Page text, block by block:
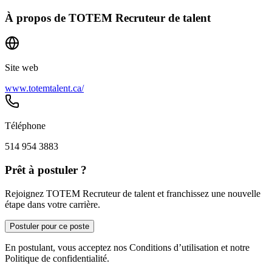
À propos de TOTEM Recruteur de talent
Site web
www.totemtalent.ca/
Téléphone
514 954 3883
Prêt à postuler ?
Rejoignez TOTEM Recruteur de talent et franchissez une nouvelle
étape dans votre carrière.
Postuler pour ce poste
En postulant, vous acceptez nos Conditions d’utilisation et notre
Politique de confidentialité.